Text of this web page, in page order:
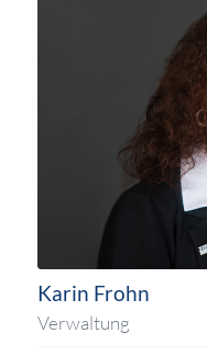
Karin Frohn
Verwaltung